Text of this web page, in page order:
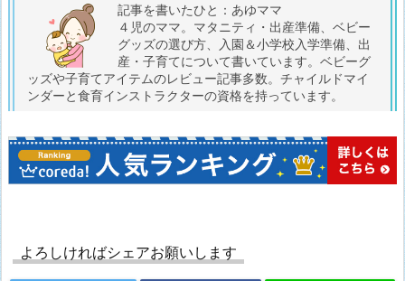
記事を書いたひと：あゆママ
４児のママ。マタニティ・出産準備、ベビー
グッズの選び方、入園＆小学校入学準備、出
産・子育てについて書いています。ベビーグ
ッズや子育てアイテムのレビュー記事多数。チャイルドマイ
ンダーと食育インストラクターの資格を持っています。
よろしければシェアお願いします